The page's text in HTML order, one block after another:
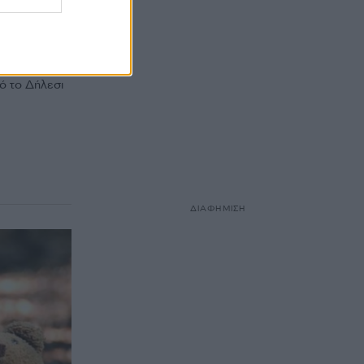
–
το Δήλεσι
ΔΙΑΦΗΜΙΣΗ